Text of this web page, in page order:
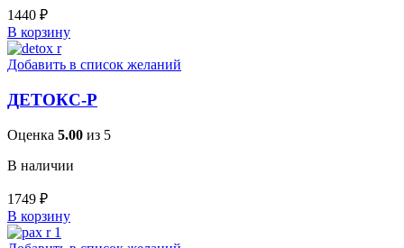
1440 ₽
В корзину
Добавить в список желаний
ДЕТОКС-Р
Оценка 5.00 из 5
В наличии
1749 ₽
В корзину